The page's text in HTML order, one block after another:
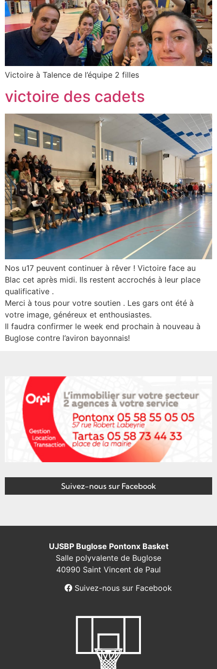
Victoire à Talence de l’équipe 2 filles
victoire des cadets
Nos u17 peuvent continuer à rêver ! Victoire face au
Blac cet après midi. Ils restent accrochés à leur place
qualificative .
Merci à tous pour votre soutien . Les gars ont été à
votre image, généreux et enthousiastes.
Il faudra confirmer le week end prochain à nouveau à
Buglose contre l’aviron bayonnais!
Suivez-nous sur Facebook
UJSBP Buglose Pontonx Basket
Salle polyvalente de Buglose
40990 Saint Vincent de Paul
Suivez-nous sur Facebook